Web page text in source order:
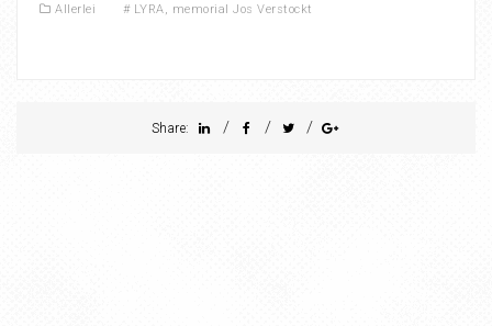
Allerlei # LYRA, memorial Jos Verstockt
Share: / / /